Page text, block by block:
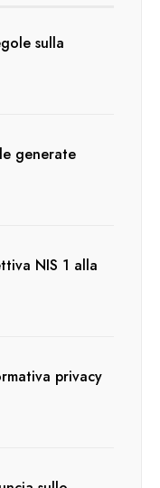
sulla
generate
NIS 1 alla
privacy